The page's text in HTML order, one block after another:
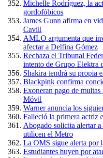
Michelle Rodríguez, la
gordofóbicos
James Gunn afirma en
Cavill
AMLO argumenta que
afectar a Delfina Gómez
Rechaza el Tribunal
intento de Grupo Elektra
Shakira tendrá su propia
Blackpink confirma
Exoneran pago de
Móvil
Warner anuncia los
Falleció la primera actriz
Abogado solicita alertar
utilicen el Metro
La OMS sigue alerta por
Estudiantes huyen por